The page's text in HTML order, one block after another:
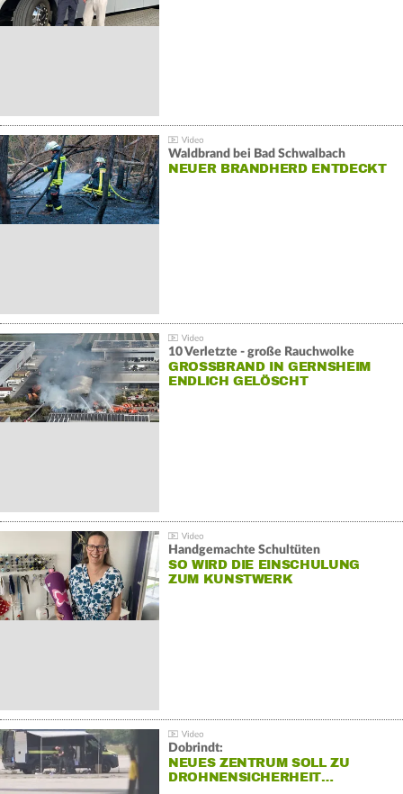
Waldbrand bei Bad Schwalbach
NEUER BRANDHERD ENTDECKT
10 Verletzte - große Rauchwolke
GROSSBRAND IN GERNSHEIM E
NDLICH GELÖSCHT
Handgemachte Schultüten
SO WIRD DIE EINSCHULUNG
ZUM KUNSTWERK
Dobrindt:
NEUES ZENTRUM SOLL ZU
DROHNENSICHERHEIT…